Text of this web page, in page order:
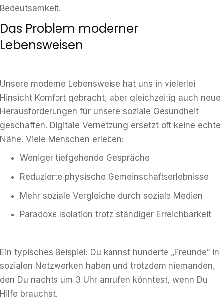
Bedeutsamkeit.
Das Problem moderner
Lebensweisen
Unsere moderne Lebensweise hat uns in vielerlei
Hinsicht Komfort gebracht, aber gleichzeitig auch neue
Herausforderungen für unsere soziale Gesundheit
geschaffen. Digitale Vernetzung ersetzt oft keine echte
Nähe. Viele Menschen erleben:
Weniger tiefgehende Gespräche
Reduzierte physische Gemeinschaftserlebnisse
Mehr soziale Vergleiche durch soziale Medien
Paradoxe Isolation trotz ständiger Erreichbarkeit
Ein typisches Beispiel: Du kannst hunderte „Freunde“ in
sozialen Netzwerken haben und trotzdem niemanden,
den Du nachts um 3 Uhr anrufen könntest, wenn Du
Hilfe brauchst.